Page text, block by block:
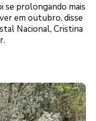
se prolongando mais
em outubro, disse
Nacional, Cristina